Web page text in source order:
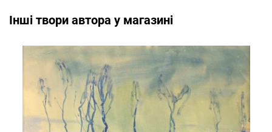
Інші твори автора у магазині